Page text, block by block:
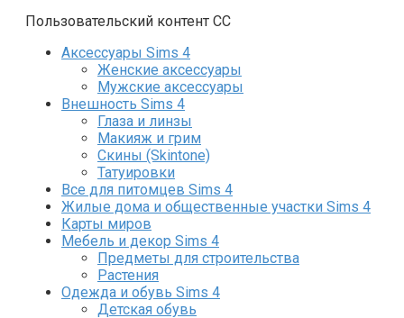
Пользовательский контент СС
Аксессуары Sims 4
Женские аксессуары
Мужские аксессуары
Внешность Sims 4
Глаза и линзы
Макияж и грим
Скины (Skintone)
Татуировки
Все для питомцев Sims 4
Жилые дома и общественные участки Sims 4
Карты миров
Мебель и декор Sims 4
Предметы для строительства
Растения
Одежда и обувь Sims 4
Детская обувь